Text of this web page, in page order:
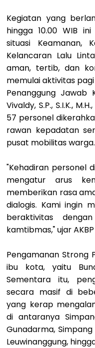
Kegiatan yang
hingga 10.00 WIB
situasi Keamanan,
Kelancaran Lalu
aman, tertib, dan
memulai aktivitas pagi
Penanggung Jawab
Vivaldy, S.P., S.I.K.,
57 personel
rawan kepadatan
pusat mobilitas warga.
"Kehadiran personel
mengatur arus
memberikan rasa
dialogis. Kami ingin
beraktivitas
kamtibmas," ujar
Pengamanan Strong
ibu kota, yaitu
Sementara itu,
secara masif di
yang kerap
di antaranya
Gunadarma,
Leuwinanggung,